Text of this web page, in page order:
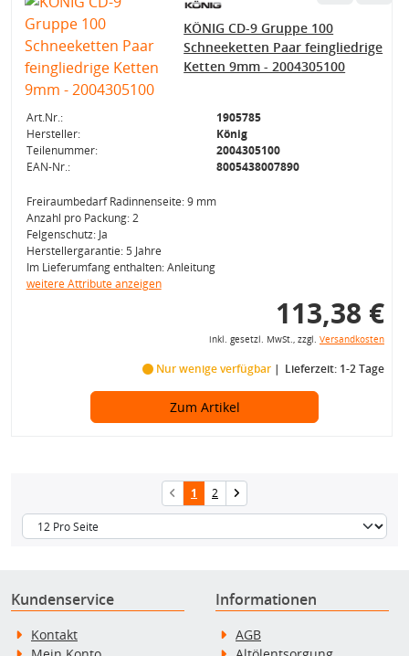
KÖNIG CD-9 Gruppe 100
Schneeketten Paar feingliedrige
Ketten 9mm - 2004305100
Art.Nr.:
1905785
Hersteller:
König
Teilenummer:
2004305100
EAN-Nr.:
8005438007890
Freiraumbedarf Radinnenseite: 9 mm
Anzahl pro Packung: 2
Felgenschutz: Ja
Herstellergarantie: 5 Jahre
Im Lieferumfang enthalten: Anleitung
weitere Attribute anzeigen
113,38 €
inkl. gesetzl. MwSt., zzgl. Versandkosten
Nur wenige verfügbar Lieferzeit: 1-2 Tage
Zum Artikel
1 2
Kundenservice
Kontakt
Informationen
AGB